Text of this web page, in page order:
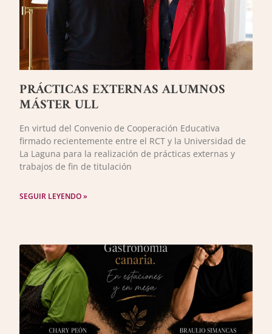
PRÁCTICAS EXTERNAS ALUMNOS
MÁSTER ULL
En virtud del Convenio de Cooperación Educativa
firmado recientemente entre el RCT y la Universidad de
La Laguna para la realización de prácticas externas y
trabajos de fin de titulación
SEGUIR LEYENDO »